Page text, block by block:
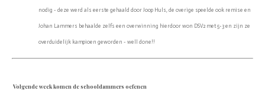
nodig - deze werd als eerste gehaald door Joop Huls, de overige speelde ook remise en
Johan Lammers behaalde zelfs een overwinning hierdoor won DSV2 met 5-3 en zijn ze
overduidelijk kampioen geworden - well done!!
Volgende week komen de schooldammers oefenen